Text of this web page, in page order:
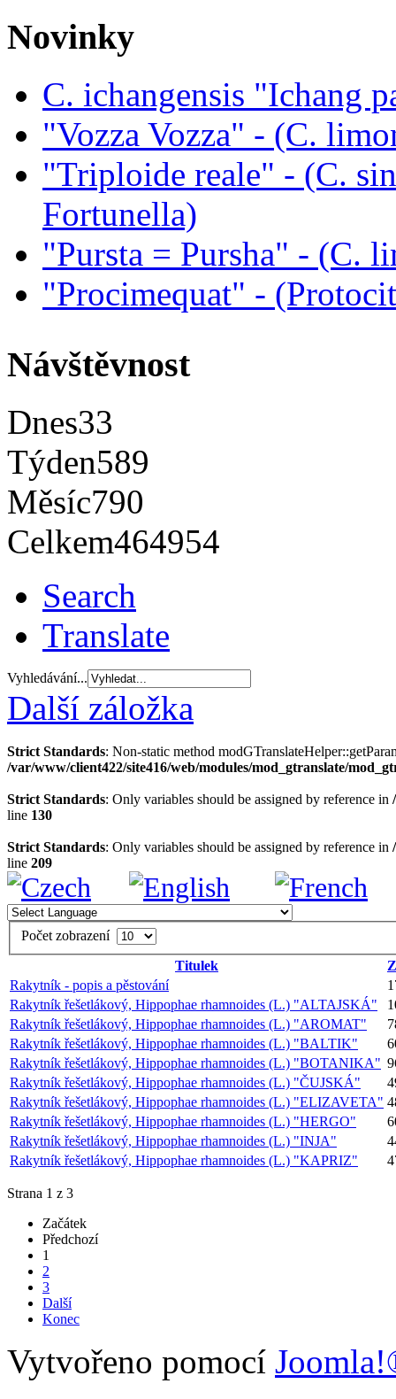
Novinky
C. ichangensis "Ichang
"Vozza Vozza" - (C.
"Triploide reale" - (C.
Fortunella)
"Pursta = Pursha" - (C.
"Procimequat" -
Návštěvnost
Dnes33
Týden589
Měsíc790
Celkem464954
Search
Translate
Vyhledávání...
Další záložka
Strict Standards: Non-static method
/var/www/client422/site416/web/modules/mod_gtranslate/
Strict Standards: Only variables should be assigned by reference in
line 130
Strict Standards: Only variables should be assigned by reference in
line 209
Počet zobrazení
Titulek
Rakytník - popis a pěstování
Rakytník řešetlákový, Hippophae rhamnoides (L.) "ALTAJSKÁ"
Rakytník řešetlákový, Hippophae rhamnoides (L.) "AROMAT"
Rakytník řešetlákový, Hippophae rhamnoides (L.) "BALTIK"
Rakytník řešetlákový, Hippophae rhamnoides (L.) "BOTANIKA"
Rakytník řešetlákový, Hippophae rhamnoides (L.) "ČUJSKÁ"
Rakytník řešetlákový, Hippophae rhamnoides (L.) "ELIZAVETA"
Rakytník řešetlákový, Hippophae rhamnoides (L.) "HERGO"
Rakytník řešetlákový, Hippophae rhamnoides (L.) "INJA"
Rakytník řešetlákový, Hippophae rhamnoides (L.) "KAPRIZ"
Strana 1 z 3
Začátek
Předchozí
1
2
3
Další
Konec
Vytvořeno pomocí